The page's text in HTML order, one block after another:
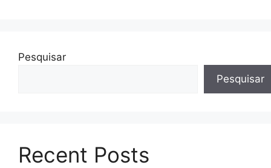
Pesquisar
Pesquisar
Recent Posts